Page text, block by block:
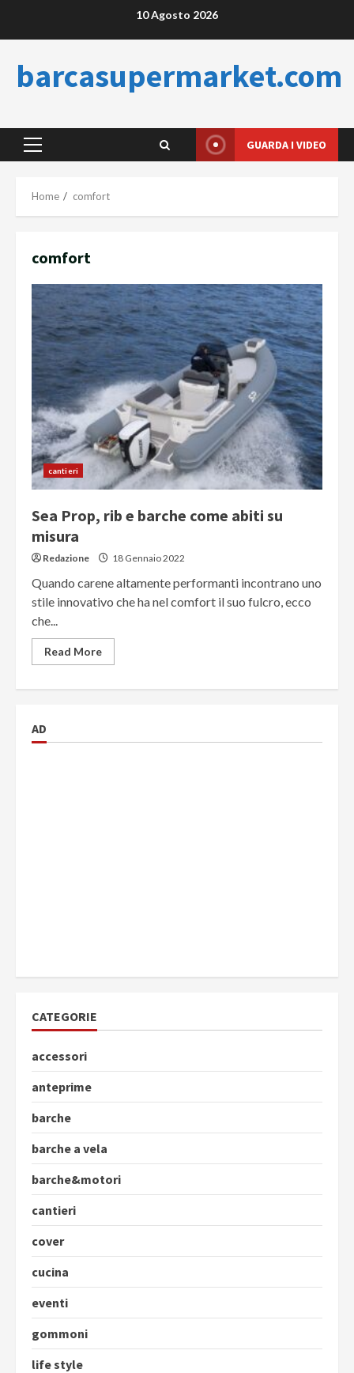
10 Agosto 2026
barcasupermarket.com
Primary
GUARDA I VIDEO
Home comfort
comfort
cantieri
Sea Prop, rib e barche come abiti su
misura
Redazione 18 Gennaio 2022
Quando carene altamente performanti incontrano uno
stile innovativo che ha nel comfort il suo fulcro, ecco
che...
Read More
AD
CATEGORIE
accessori
anteprime
barche
barche a vela
barche&motori
cantieri
cover
cucina
eventi
gommoni
life style